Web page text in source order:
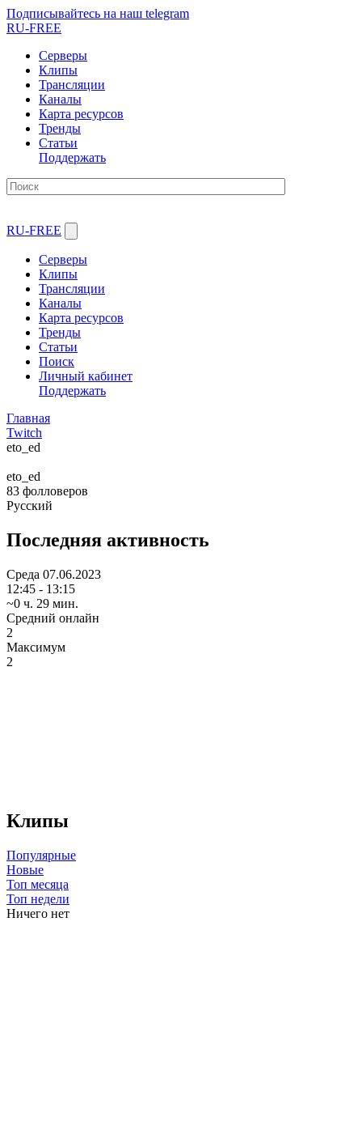
Подписывайтесь на наш telegram
RU-FREE
Серверы
Клипы
Трансляции
Каналы
Карта ресурсов
Тренды
Статьи
Поддержать
RU-FREE
Серверы
Клипы
Трансляции
Каналы
Карта ресурсов
Тренды
Статьи
Поиск
Личный кабинет
Поддержать
Главная
Twitch
eto_ed
eto_ed
83 фолловеров
Русский
Последняя активность
Среда 07.06.2023
12:45 - 13:15
~0 ч. 29 мин.
Средний онлайн
2
Максимум
2
Клипы
Популярные
Новые
Топ месяца
Топ недели
Ничего нет